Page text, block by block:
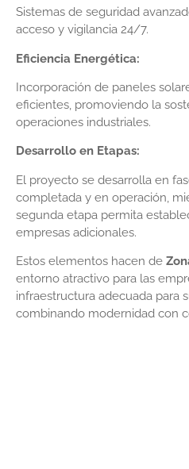
Sistemas de seguridad
acceso y vigilancia 24/7.
Eficiencia Energética:
Incorporación de paneles
eficientes, promoviendo la
operaciones industriales.
Desarrollo en Etapas:
El proyecto se desarrolla en
completada y en operación,
segunda etapa permita
empresas adicionales.
Estos elementos hacen de
entorno atractivo para las
infraestructura adecuada para
combinando modernidad con